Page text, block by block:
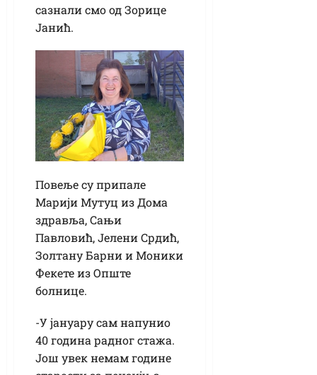
сазнали смо од Зорице
Јанић.
Повеље су припале
Марији Мутуц из Дома
здравља, Сањи
Павловић, Јелени Срдић,
Золтану Барни и Моники
Фекете из Опште
болнице.
-У јануару сам напунио
40 година радног стажа.
Још увек немам године